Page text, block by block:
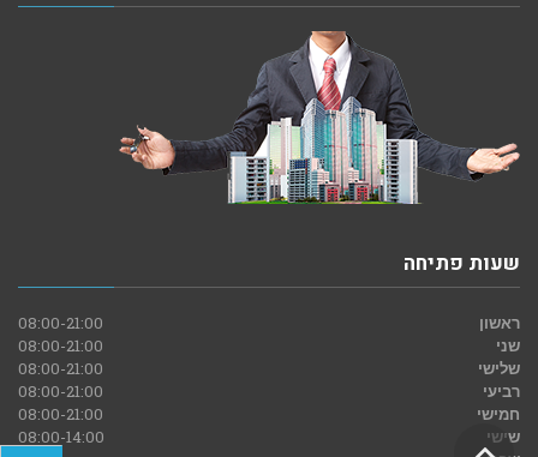
שעות פתיחה
ראשון
08:00-21:00
שני
08:00-21:00
שלישי
08:00-21:00
רביעי
08:00-21:00
חמישי
08:00-21:00
שישי
08:00-14:00